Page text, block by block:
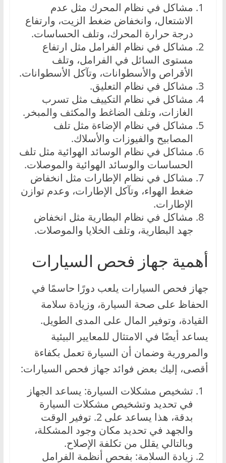
مشاكل في نظام المحرك مثل عدم
الاشتعال، وانخفاض ضغط الزيت، وارتفاع
درجة حرارة المحرك، وتلف الحساسات.
مشاكل في نظام الفرامل مثل ارتفاع
مستوى السائل في الفرامل، وتلف
الأقراص والأسطوانات، وتآكل الأسطوانات.
مشاكل في نظام التعليق.
مشاكل في نظام التكييف مثل تسرب
الغازات، وتلف الضاغط والمكثف والمبخر.
مشاكل في نظام الإضاءة مثل تلف
المصابيح والفيوزات والأسلاك.
مشاكل في نظام الوسائد الهوائية مثل تلف
الحساسات والوسائد الهوائية والموصلات.
مشاكل في نظام الإطارات مثل انخفاض
ضغط الهواء، وتآكل الإطارات، وعدم توازن
الإطارات.
مشاكل في نظام البطارية مثل انخفاض
جهد البطارية، وتلف الخلايا والموصلات.
أهمية جهاز فحص السيارات
جهاز فحص السيارات يلعب دورًا حاسمًا في
الحفاظ على صحة السيارة، وزيادة سلامة
القيادة، وتوفير المال على المدى الطويل.
يساعد أيضًا في الامتثال للمعايير البيئية
والمرورية وضمان أن السيارة تعمل بكفاءة
أقصى، إليك بعض فوائد جهاز فحص السيارات:
تشخيص مشكلات السيارة: يساعد الجهاز
في تحديد وتشخيص مشكلات السيارة
بدقة، هذا يساعد على 2. توفير الوقت
والجهد في تحديد مكان وجود المشكلة،
وبالتالي يقلل من تكلفة الإصلاح.
زيادة السلامة: بفحص أنظمة الفرامل